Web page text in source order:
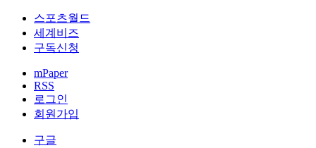
스포츠월드
세계비즈
구독신청
mPaper
RSS
로그인
회원가입
구글